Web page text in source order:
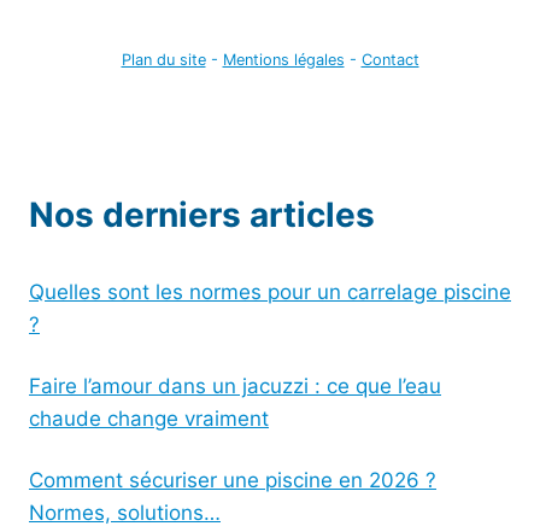
Plan du site- Mentions légales - Contact
Nos derniers articles
Quelles sont les normes pour un carrelage piscine
?
Faire l’amour dans un jacuzzi : ce que l’eau
chaude change vraiment
Comment sécuriser une piscine en 2026 ?
Normes, solutions…